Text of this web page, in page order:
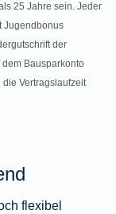
25 Jahre sein. Jeder
Jugendbonus
der
Bausparkonto
Vertragslaufzeit
flexibel